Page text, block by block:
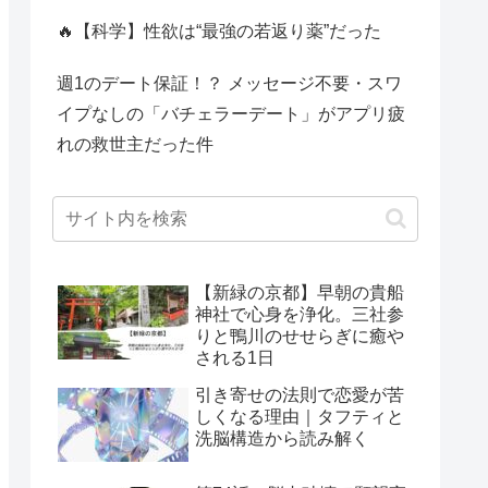
🔥【科学】性欲は“最強の若返り薬”だった
週1のデート保証！？ メッセージ不要・スワ
イプなしの「バチェラーデート」がアプリ疲
れの救世主だった件
【新緑の京都】早朝の貴船
神社で心身を浄化。三社参
りと鴨川のせせらぎに癒や
される1日
引き寄せの法則で恋愛が苦
しくなる理由｜タフティと
洗脳構造から読み解く